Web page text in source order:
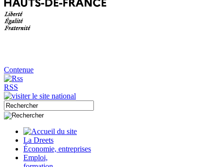
Contenue
RSS
La Dreets
Économie, entreprises
Emploi,